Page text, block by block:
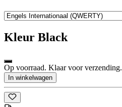
Kleur Black
Op voorraad. Klaar voor verzending.
In winkelwagen